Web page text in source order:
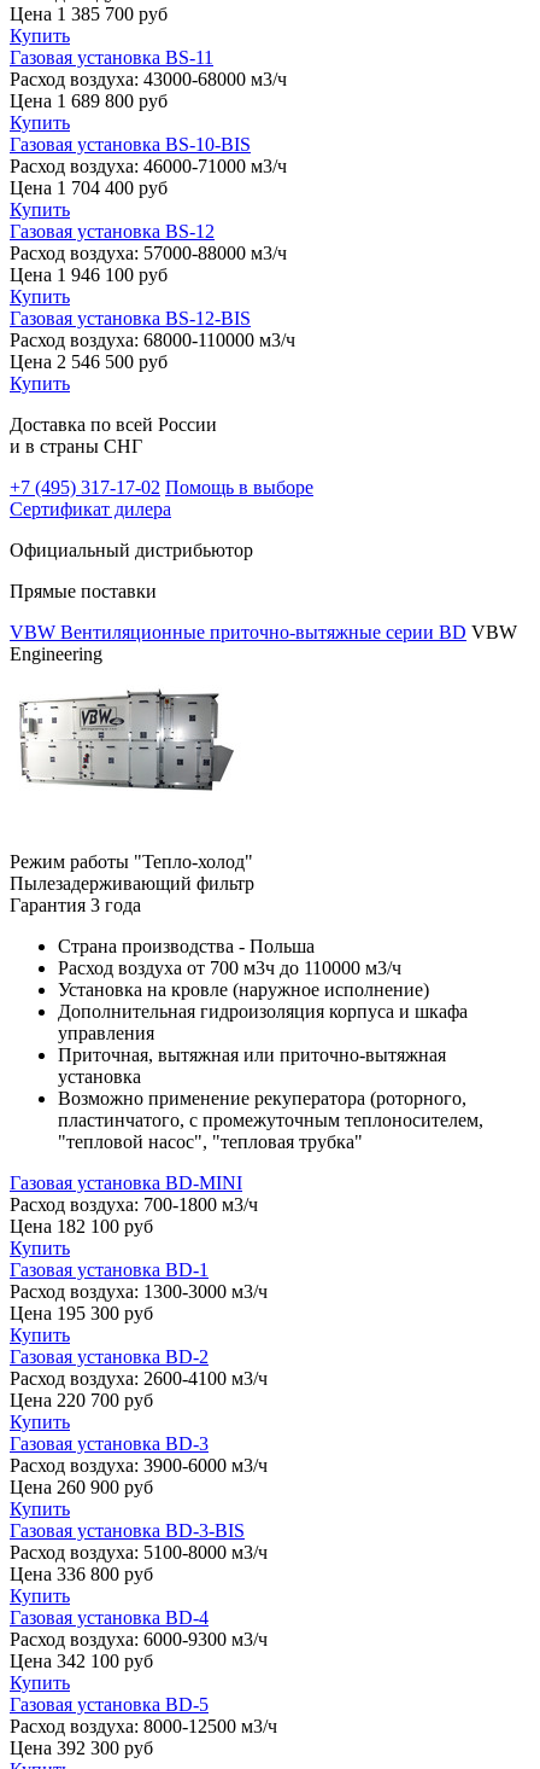
Цена 1 385 700 руб
Купить
Газовая установка BS-11
Расход воздуха: 43000-68000 м3/ч
Цена 1 689 800 руб
Купить
Газовая установка BS-10-BIS
Расход воздуха: 46000-71000 м3/ч
Цена 1 704 400 руб
Купить
Газовая установка BS-12
Расход воздуха: 57000-88000 м3/ч
Цена 1 946 100 руб
Купить
Газовая установка BS-12-BIS
Расход воздуха: 68000-110000 м3/ч
Цена 2 546 500 руб
Купить
Доставка по всей России
и в страны СНГ
+7 (495) 317-17-02 Помощь в выборе
Сертификат дилера
Официальный дистрибьютор
Прямые поставки
VBW Вентиляционные приточно-вытяжные серии BD VBW
Engineering
Режим работы "Тепло-холод"
Пылезадерживающий фильтр
Гарантия 3 года
Страна производства - Польша
Расход воздуха от 700 м3ч до 110000 м3/ч
Установка на кровле (наружное исполнение)
Дополнительная гидроизоляция корпуса и шкафа
управления
Приточная, вытяжная или приточно-вытяжная
установка
Возможно применение рекуператора (роторного,
пластинчатого, с промежуточным теплоносителем,
"тепловой насос", "тепловая трубка"
Газовая установка BD-MINI
Расход воздуха: 700-1800 м3/ч
Цена 182 100 руб
Купить
Газовая установка BD-1
Расход воздуха: 1300-3000 м3/ч
Цена 195 300 руб
Купить
Газовая установка BD-2
Расход воздуха: 2600-4100 м3/ч
Цена 220 700 руб
Купить
Газовая установка BD-3
Расход воздуха: 3900-6000 м3/ч
Цена 260 900 руб
Купить
Газовая установка BD-3-BIS
Расход воздуха: 5100-8000 м3/ч
Цена 336 800 руб
Купить
Газовая установка BD-4
Расход воздуха: 6000-9300 м3/ч
Цена 342 100 руб
Купить
Газовая установка BD-5
Расход воздуха: 8000-12500 м3/ч
Цена 392 300 руб